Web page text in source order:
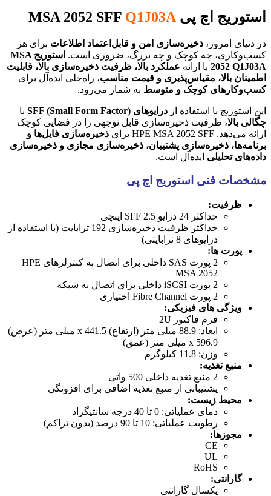
استوریج اچ پی MSA 2052 SFFQ1J03A
در دنیای امروز، ذخیره‌سازی امن و قابل‌اعتماد اطلاعات برای هر
کسب‌وکاری، چه کوچک و چه بزرگ، ضروری است.
استوریج MSA
2052 Q1J03A با ارائه عملکرد بالا، ظرفیت ذخیره‌سازی بالا، قابلیت
اطمینان بالا، مقیاس‌پذیری و قیمت مناسب، راه‌حلی ایده‌آل برای
کسب‌وکارهای کوچک و متوسط به شمار می‌رود.
این استوریج با استفاده از درایوهای SFF (Small Form Factor)
با
چگالی بالا، ظرفیت ذخیره‌سازی قابل توجهی را در فضایی کوچک
ارائه می‌دهد. HPE MSA 2052 SFF برای
ذخیره‌سازی فایل‌ها و
برنامه‌ها، ذخیره‌سازی پشتیبان، ذخیره‌سازی مجازی و ذخیره‌سازی
داده‌های تحلیلی ایده‌آل است.
مشخصات فنی استوریج اچ پی
ظرفیت:
حداکثر 24 درایو SFF 2.5 اینچی
حداکثر ظرفیت ذخیره‌سازی 192 ترابایت (با استفاده از
درایوهای 8 ترابایتی)
پورت ها:
2 پورت SAS داخلی برای اتصال به کنترلرهای HPE
MSA 2052
2 پورت iSCSI داخلی برای اتصال به شبکه
2 پورت Fibre Channel اختیاری
ویژگی های فیزیکی:
فرم فاکتور 2U
ابعاد: 88.9 میلی متر (ارتفاع) x 441.5 میلی متر (عرض)
x 596.9 میلی متر (عمق)
وزن: 11.8 کیلوگرم
منبع تغذیه:
2 منبع تغذیه داخلی 500 واتی
پشتیبانی از منبع تغذیه اضافی برای افزونگی
محیط زیست:
دمای عملیاتی: 0 تا 40 درجه سانتیگراد
رطوبت عملیاتی: 10 تا 90 درصد (بدون تراکم)
مجوزها:
CE
UL
RoHS
گارانتی:
یکسال گارانتی